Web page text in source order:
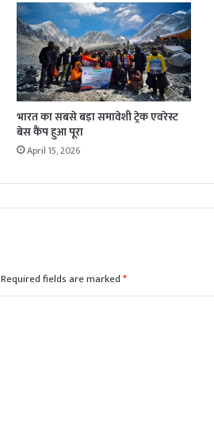
भारत का सबसे बड़ा समावेशी ट्रेक एवरेस्ट
बेस कैंप हुआ पूरा
April 15, 2026
Required fields are marked*